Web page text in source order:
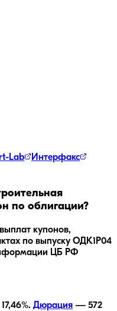
Lab Интерфакс
по облигации?
купонов,
по выпуску ОДК1Р04
ЦБ РФ
17,46%. Дюрация — 572